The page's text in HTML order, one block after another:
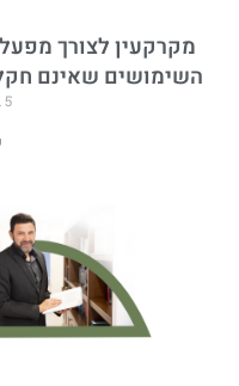
השימושים שאינם
5 במרץ 2008